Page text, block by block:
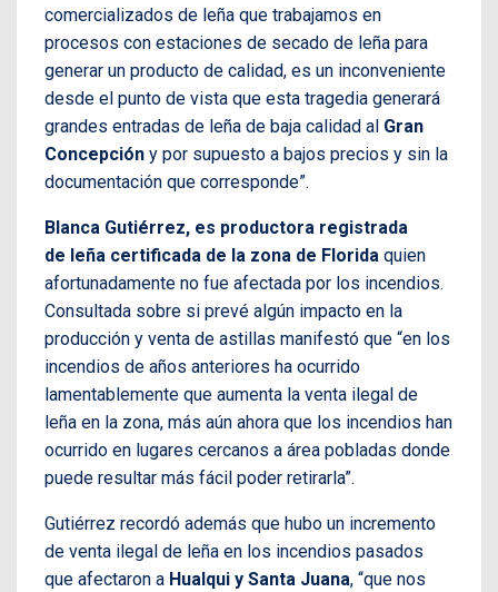
comercializados de leña que trabajamos en
procesos con estaciones de secado de leña para
generar un producto de calidad, es un inconveniente
desde el punto de vista que esta tragedia generará
grandes entradas de leña de baja calidad al Gran
Concepción y por supuesto a bajos precios y sin la
documentación que corresponde”.
Blanca Gutiérrez, es productora registrada
de leña certificada de la zona de Florida quien
afortunadamente no fue afectada por los incendios.
Consultada sobre si prevé algún impacto en la
producción y venta de astillas manifestó que “en los
incendios de años anteriores ha ocurrido
lamentablemente que aumenta la venta ilegal de
leña en la zona, más aún ahora que los incendios han
ocurrido en lugares cercanos a área pobladas donde
puede resultar más fácil poder retirarla”.
Gutiérrez recordó además que hubo un incremento
de venta ilegal de leña en los incendios pasados
que afectaron a Hualqui y Santa Juana, “que nos